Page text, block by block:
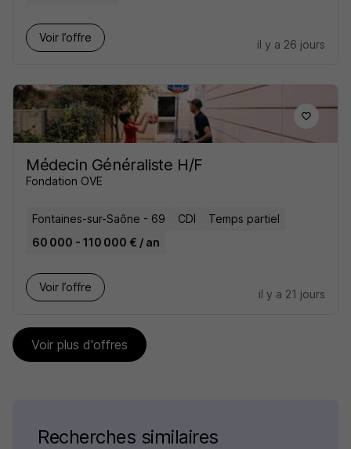
Voir l’offre
il y a 26 jours
Médecin Généraliste H/F
Fondation OVE
Fontaines-sur-Saône - 69 CDI
Temps partiel
60 000 - 110 000 € / an
Voir l’offre
il y a 21 jours
Voir plus d'offres
Recherches similaires